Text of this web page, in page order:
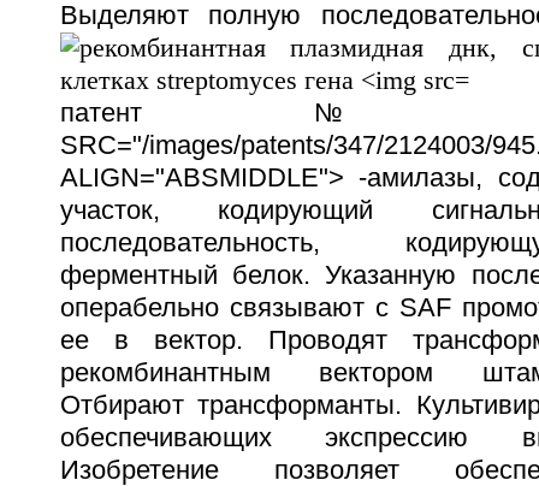
Выделяют полную
патент №
SRC="/images/patents/347/2124003/
ALIGN="ABSMIDDLE"> -амилазы,
участок, кодирующий
последовательность,
ферментный белок. Указанную
операбельно связывают с SAF
ее в вектор. Проводят
рекомбинантным вектором
Отбирают трансформанты.
обеспечивающих экспрессию
Изобретение позволяет